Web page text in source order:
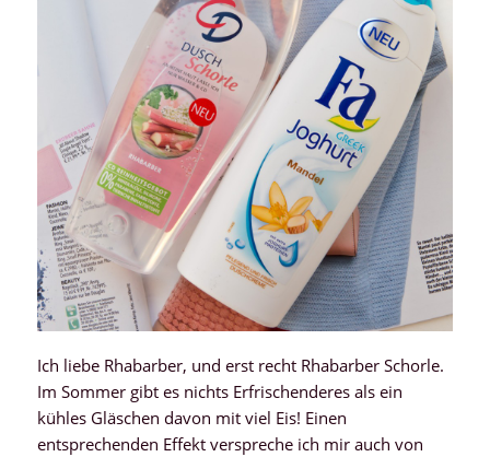
Ich liebe Rhabarber, und erst recht Rhabarber Schorle.
Im Sommer gibt es nichts Erfrischenderes als ein
kühles Gläschen davon mit viel Eis! Einen
entsprechenden Effekt verspreche ich mir auch von